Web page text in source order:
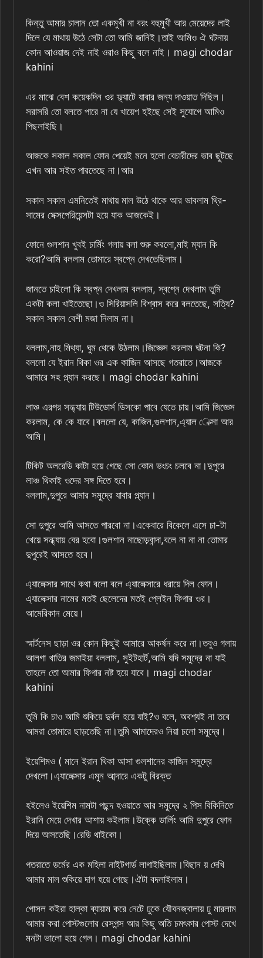
কিন্তু আমার চালান তো একমুখী না বরং বহুমুখী আর মেয়েদের লাই
দিলে যে মাথায় উঠে সেটা তো আমি জানিই।তাই আমিও ঐ ঘটনায়
কোন আওয়াজ দেই নাই ওরাও কিছু বলে নাই। magi chodar
kahini
এর মাঝে বেশ কয়েকদিন ওর ফ্ল্যাটে যাবার জন্য দাওয়াত দিছিল।
সরাসরি তো বলতে পারে না যে খায়েশ হইছে সেই সুযোগে আমিও
পিছলাইছি।
আজকে সকাল সকাল ফোন পেয়েই মনে হলো বেচারীদের ভাব ছুটছে
এখন আর সইত পারতেছে না।আর
সকাল সকাল এমনিতেই মাথায় মাল উঠে থাকে আর ভাবলাম থ্রি-
সামের সেক্সপেরিয়েন্সটা হয়ে যাক আজকেই।
ফোনে গুলশান খুবই চার্মিং গলায় বলা শুরু করলো,মাই ম্যান কি
করো?আমি বললাম তোমারে স্বপ্নে দেখতেছিলাম।
জানতে চাইলো কি স্বপ্ন দেখলাম বললাম, স্বপ্নে দেখলাম তুমি
একটা কলা খাইতেছো।ও সিরিয়াসলি বিশ্বাস করে বলতেছে, সত্যি?
সকাল সকাল বেশী মজা নিলাম না।
বললাম,নাহ মিথ্যা, ঘুম থেকে উঠলাম।জিজ্ঞেস করলাম ঘটনা কি?
বললো যে ইরান থিকা ওর এক কাজিন আসছে গতরাতে।আজকে
আমারে সহ প্ল্যান করছে। magi chodar kahini
লাঞ্চ এরপর সন্ধ্যায় টিউডোর্স ডিসকো পাবে যেতে চায়।আমি জিজ্ঞেস
করলাম, কে কে যাবে।বললো যে, কাজিন,গুলশান,এ্যাল েক্সা আর
আমি।
টিকিট অলরেডি কাটা হয়ে গেছে সো কোন ভংচং চলবে না।দুপুরে
লাঞ্চ থিকাই ওদের সঙ্গ দিতে হবে।
বললাম,দুপুরে আমার সমুদ্রে যাবার প্ল্যান।
সো দুপুরে আমি আসতে পারবো না।একেবারে বিকেলে এসে চা-টা
খেয়ে সন্ধ্যায় বের হবো।গুলশান নাছোড়বান্দা,বলে না না না তোমার
দুপুরেই আসতে হবে।
এ্যালেক্সার সাথে কথা বলো বলে এ্যালেক্সারে ধরায়ে দিল ফোন।
এ্যালেক্সার নামের মতই ছেলেদের মতই প্লেইন ফিগার ওর।
আমেরিকান মেয়ে।
স্মার্টনেস ছাড়া ওর কোন কিছুই আমারে আকর্ষন করে না।তবুও গলায়
আলগা খাতির জমাইয়া বললাম, সুইটহার্ট,আমি যদি সমুদ্রে না যাই
তাহলে তো আমার ফিগার নষ্ট হয়ে যাবে। magi chodar
kahini
তুমি কি চাও আমি শুকিয়ে দুর্বল হয়ে যাই?ও বলে, অবশ্যই না তবে
আমরা তোমারে ছাড়তেছি না।তুমি আমাদেরও নিয়া চলো সমুদ্রে।
ইয়েশিমও ( মানে ইরান থিকা আসা গুলশানের কাজিন সমুদ্রে
দেখলো।এ্যালেক্সার এমুন আব্দারে একটু বিরক্ত
হইলেও ইয়েশিম নামটা পছন্দ হওয়াতে আর সমুদ্রে ২ পিস বিকিনিতে
ইরানি মেয়ে দেখার আশায় কইলাম।উক্কে ডার্লিং আমি দুপুরে ফোন
দিয়ে আসতেছি।রেডি থাইকো।
গতরাতে ডর্মের এক মহিলা নাইটগার্ড লাগাইছিলাম।বিছান য় দেখি
আমার মাল শুকিয়ে দাগ হয়ে গেছে।ঐটা বদলাইলাম।
গোসল কইরা হাল্কা ব্যায়াম করে নেটে ঢুকে যৌবনজ্বালায় ঢু মারলাম
আমার করা পোস্টগুলোর রেসপন্স আর কিছু অতি চমৎকার পোস্ট দেখে
মনটা ভালো হয়ে গেল। magi chodar kahini